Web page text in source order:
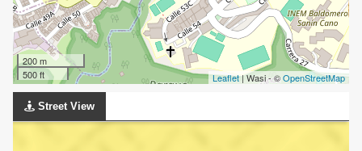
200 m
500 ft
Leaflet| Wasi - ©OpenStreetMap
Street View